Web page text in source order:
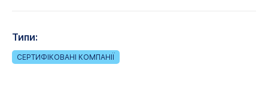
Типи:
СЕРТИФІКОВАНІ КОМПАНІЇ